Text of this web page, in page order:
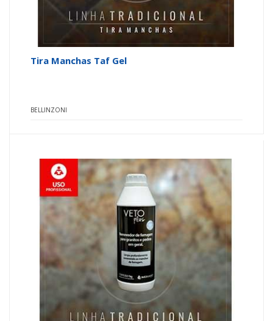
Tira Manchas Taf Gel
BELLINZONI